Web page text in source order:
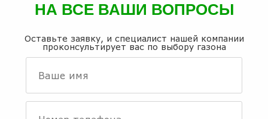
НА ВСЕ ВАШИ ВОПРОСЫ
Оставьте заявку, и специалист нашей компании
проконсультирует вас по выбору газона